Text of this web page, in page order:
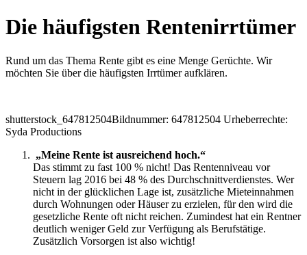
Die häufigsten Rentenirrtümer
Rund um das Thema Rente gibt es eine Menge Gerüchte. Wir
möchten Sie über die häufigsten Irrtümer aufklären.
shutterstock_647812504Bildnummer: 647812504 Urheberrechte:
Syda Productions
„Meine Rente ist ausreichend hoch.“
Das stimmt zu fast 100 % nicht! Das Rentenniveau vor
Steuern lag 2016 bei 48 % des Durchschnittverdienstes. Wer
nicht in der glücklichen Lage ist, zusätzliche Mieteinnahmen
durch Wohnungen oder Häuser zu erzielen, für den wird die
gesetzliche Rente oft nicht reichen. Zumindest hat ein Rentner
deutlich weniger Geld zur Verfügung als Berufstätige.
Zusätzlich Vorsorgen ist also wichtig!